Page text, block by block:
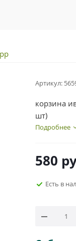
Артикул:
корзина
шт)
Подробнее
580
Есть в